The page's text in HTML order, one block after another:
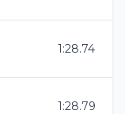
1:28.74
1:28.79